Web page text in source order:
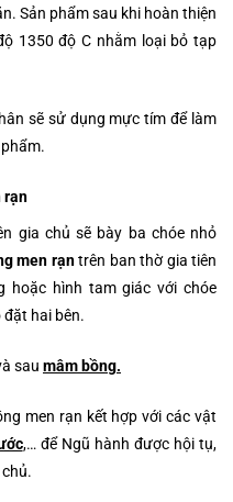
Sản phẩm sau khi hoàn thiện
1350 độ C nhằm loại bỏ tạp
sẽ sử dụng mực tím để làm
rạn
gia chủ sẽ bày ba chóe nhỏ
men rạntrên ban thờ gia tiên
hoặc hình tam giác với chóe
đặt hai bên.
sau mâm bồng.
men rạn kết hợp với các vật
,… để Ngũ hành được hội tụ,